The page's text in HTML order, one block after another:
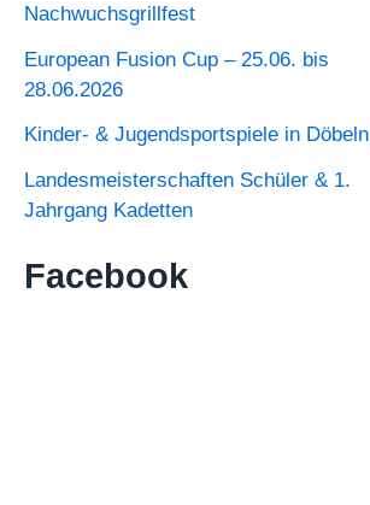
Nachwuchsgrillfest
European Fusion Cup – 25.06. bis
28.06.2026
Kinder- & Jugendsportspiele in Döbeln
Landesmeisterschaften Schüler & 1.
Jahrgang Kadetten
Facebook